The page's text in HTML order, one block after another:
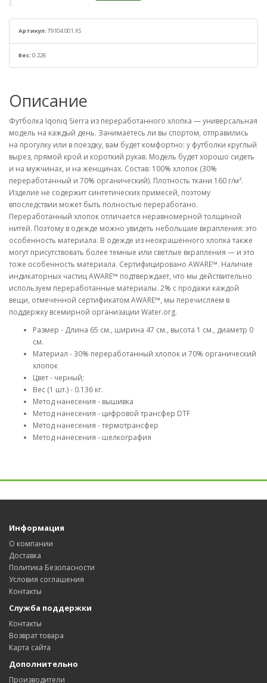
Артикул: T9104.001.XS
Вес: 0.226
Описание
Футболка Iqoniq Sierra из переработанного хлопка — универсальная
модель на каждый день. Занимаетесь ли вы спортом, отправились
на прогулку или в поездку, вам будет комфортно: у футболки круглый
вырез, прямой крой и короткий рукав. Модель будет хорошо сидеть
и на мужчинах, и на женщинах. Состав: 100% хлопок (30%
переработанный и 70% органический). Плотность ткани 160 г/м².
Изделие не содержит синтетических примесей, поэтому
впоследствии может быть полностью переработано.
Переработанный хлопок отличается неравномерной толщиной
нитей. Поэтому в одежде можно увидеть небольшие вкрапления: это
особенность материала. В одежде из неокрашенного хлопка также
могут присутствовать более темные или светлые вкрапления — и это
тоже особенность материала. Сертифицировано AWARE™. Наличие
индикаторных частиц AWARE™ подтверждает, что мы действительно
используем переработанные материалы. 2% с продажи каждой
вещи, отмеченной сертификатом AWARE™, мы перечисляем в
поддержку всемирной организации Water.org.
Размер - Длина 65 см., ширина 47 см., высота 1 см., диаметр 0
см.
Материал - 30% переработанный хлопок и 70% органический
хлопок
Цвет - черный;
Вес (1 шт.) - 0.136 кг.
Метод нанесения - вышивка
Метод нанесения - цифровой трансфер DTF
Метод нанесения - термотрансфер
Метод нанесения - шелкография
Информация
О компании
Доставка
Политика Безопасности
Условия соглашения
Контакты
Служба поддержки
Контакты
Возврат товара
Карта сайта
Дополнительно
Производители